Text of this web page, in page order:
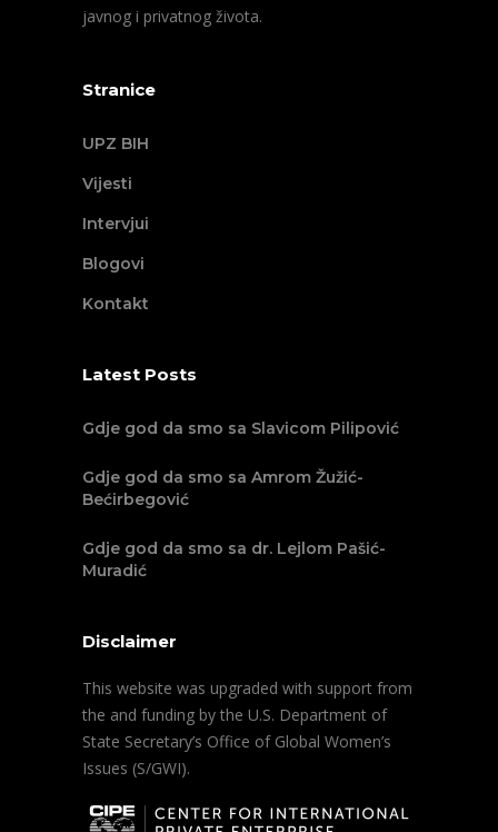
javnog i privatnog života.
Stranice
UPZ BIH
Vijesti
Intervjui
Blogovi
Kontakt
Latest Posts
Gdje god da smo sa Slavicom Pilipović
Gdje god da smo sa Amrom Žužić-
Bećirbegović
Gdje god da smo sa dr. Lejlom Pašić-
Muradić
Disclaimer
This website was upgraded with support from
the and funding by the U.S. Department of
State Secretary’s Office of Global Women’s
Issues (S/GWI).